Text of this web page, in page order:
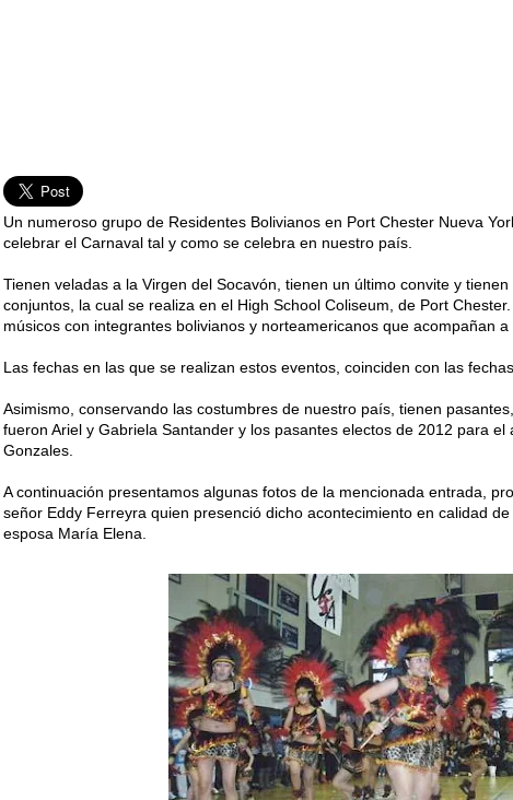
Un numeroso grupo de Residentes Bolivianos en Port Chester Nueva
celebrar el Carnaval tal y como se celebra en nuestro país.
Tienen veladas a la Virgen del Socavón, tienen un último convite y
conjuntos, la cual se realiza en el High School Coliseum, de Port
músicos con integrantes bolivianos y norteamericanos que acompañan a
Las fechas en las que se realizan estos eventos, coinciden con las
Asimismo, conservando las costumbres de nuestro país, tienen
fueron Ariel y Gabriela Santander y los pasantes electos de 2012 para
Gonzales.
A continuación presentamos algunas fotos de la mencionada entrada,
señor Eddy Ferreyra quien presenció dicho acontecimiento en calidad
esposa María Elena.